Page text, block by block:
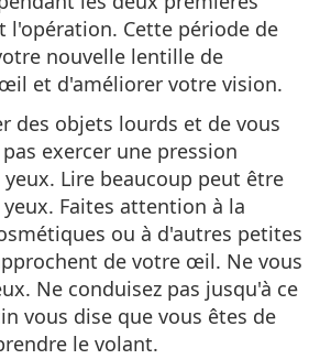
l'opération. Cette période de
nouvelle lentille de
et d'améliorer votre vision.
des objets lourds et de vous
exercer une pression
yeux. Lire beaucoup peut être
Faites attention à la
ou à d'autres petites
de votre œil. Ne vous
Ne conduisez pas jusqu'à ce
vous dise que vous êtes de
le volant.